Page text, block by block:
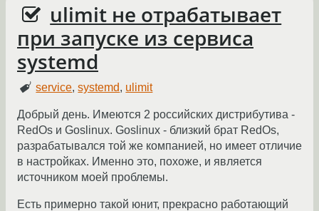
ulimit не отрабатывает
при запуске из сервиса
systemd
service,systemd, ulimit
Добрый день. Имеются 2 российских дистрибутива -
RedOs и Goslinux. Goslinux - близкий брат RedOs,
разрабатывался той же компанией, но имеет отличие
в настройках. Именно это, похоже, и является
источником моей проблемы.
Есть примерно такой юнит, прекрасно работающий